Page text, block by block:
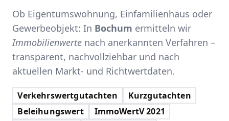
Ob Eigentumswohnung, Einfamilienhaus oder
Gewerbeobjekt: In Bochum ermitteln wir
Immobilienwerte nach anerkannten Verfahren –
transparent, nachvollziehbar und nach
aktuellen Markt- und Richtwertdaten.
Verkehrswertgutachten
Kurzgutachten
Beleihungswert
ImmoWertV 2021